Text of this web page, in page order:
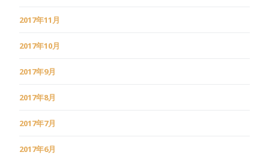
2017年11月
2017年10月
2017年9月
2017年8月
2017年7月
2017年6月